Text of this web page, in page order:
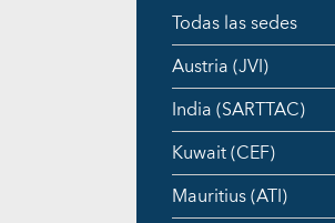
Todas las sedes
Austria (JVI)
India (SARTTAC)
Kuwait (CEF)
Mauritius (ATI)